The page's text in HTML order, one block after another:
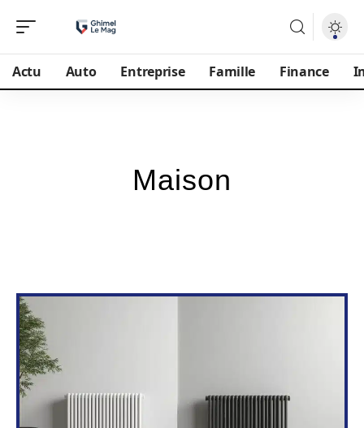
Actu Auto Entreprise Famille Finance
Maison